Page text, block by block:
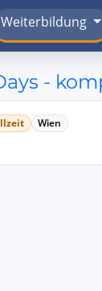
Weiterbildung
-
Wien